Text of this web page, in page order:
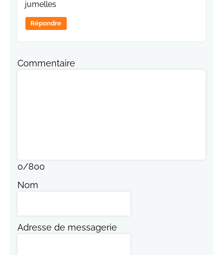
jumelles
Répondre
Commentaire
0/800
Nom
Adresse de messagerie